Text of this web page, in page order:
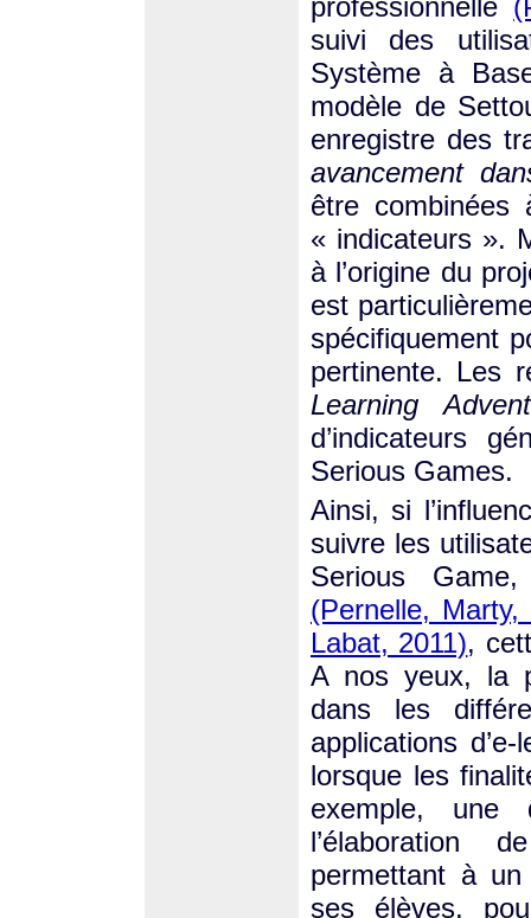
suivi des
Système à
modèle de
enregistre des
avancement
être combinées
« indicateurs ».
à l’origine du
est
spécifiquement
pertinente. Les
Learning
d’indicateurs
Serious Games.
Ainsi, si
suivre les
Serious
(Pernelle,
Labat, 2011),
A nos yeux, la
dans les
applications
lorsque les
exemple, une
l’élaboration
permettant à un
ses élèves,